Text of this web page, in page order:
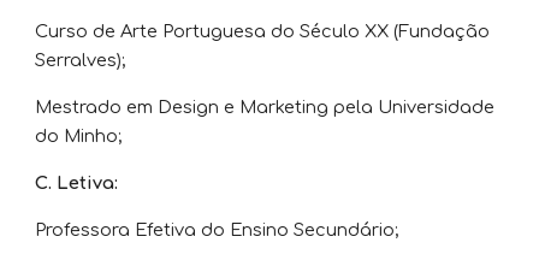
Curso de Arte Portuguesa do Século XX (Fundação
Serralves);
Mestrado em Design e Marketing pela Universidade
do Minho;
C. Letiva:
Professora Efetiva do Ensino Secundário;